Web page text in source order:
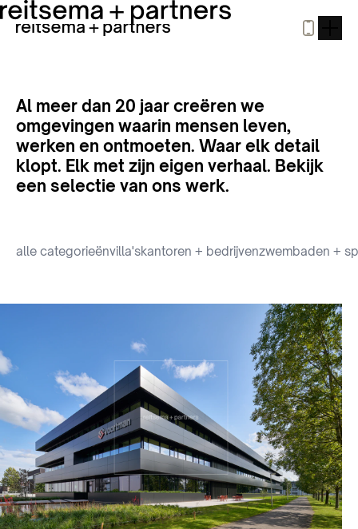
Al meer dan 20 jaar creëren we
omgevingen waarin mensen leven,
werken en ontmoeten. Waar elk detail
klopt. Elk met zijn eigen verhaal. Bekijk
een selectie van ons werk.
alle categorieënvilla'skantoren + bedrijvenzwembaden +